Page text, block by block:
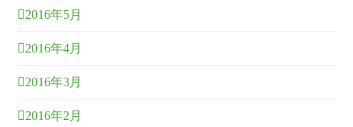
2016年5月
2016年4月
2016年3月
2016年2月